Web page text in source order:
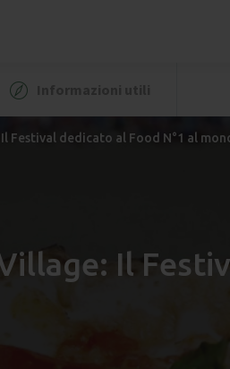
Festival dedicato al Food N°1 al
Il